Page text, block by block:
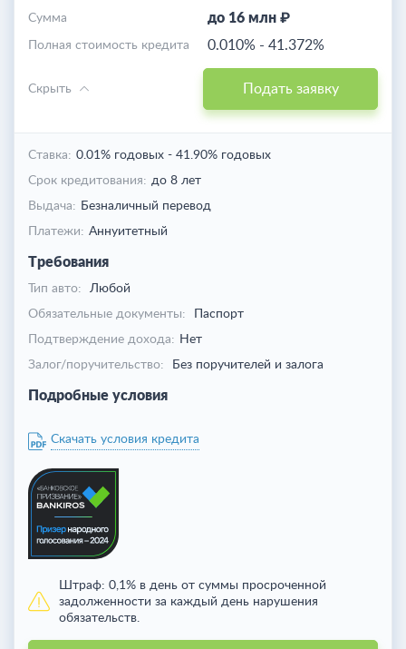
до 16 млн ₽
Cумма
0.010% - 41.372%
Полная стоимость кредита
Подать заявку
Скрыть
Ставка: 0.01% годовых - 41.90% годовых
Срок кредитования: до 8 лет
Выдача: Безналичный перевод
Платежи: Аннуитетный
Требования
Тип авто:
Любой
Обязательные документы:
Паспорт
Подтверждение дохода: Нет
Залог/поручительство:
Без поручителей и залога
Подробные условия
Скачать условия кредита
Штраф: 0,1% в день от суммы просроченной
задолженности за каждый день нарушения
обязательств.